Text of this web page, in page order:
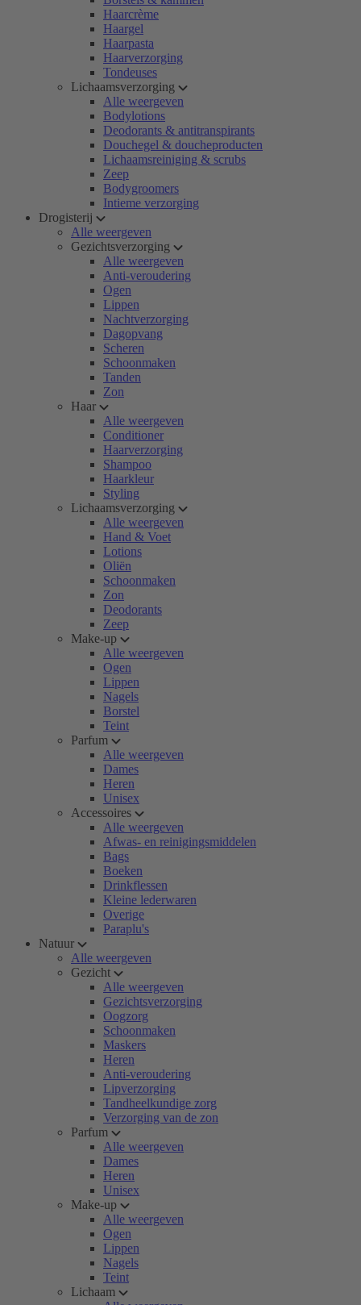
Haarcrème
Haargel
Haarpasta
Haarverzorging
Tondeuses
Lichaamsverzorging
Alle weergeven
Bodylotions
Deodorants & antitranspirants
Douchegel & doucheproducten
Lichaamsreiniging & scrubs
Zeep
Bodygroomers
Intieme verzorging
Drogisterij
Alle weergeven
Gezichtsverzorging
Alle weergeven
Anti-veroudering
Ogen
Lippen
Nachtverzorging
Dagopvang
Scheren
Schoonmaken
Tanden
Zon
Haar
Alle weergeven
Conditioner
Haarverzorging
Shampoo
Haarkleur
Styling
Lichaamsverzorging
Alle weergeven
Hand & Voet
Lotions
Oliën
Schoonmaken
Zon
Deodorants
Zeep
Make-up
Alle weergeven
Ogen
Lippen
Nagels
Borstel
Teint
Parfum
Alle weergeven
Dames
Heren
Unisex
Accessoires
Alle weergeven
Afwas- en reinigingsmiddelen
Bags
Boeken
Drinkflessen
Kleine lederwaren
Overige
Paraplu's
Natuur
Alle weergeven
Gezicht
Alle weergeven
Gezichtsverzorging
Oogzorg
Schoonmaken
Maskers
Heren
Anti-veroudering
Lipverzorging
Tandheelkundige zorg
Verzorging van de zon
Parfum
Alle weergeven
Dames
Heren
Unisex
Make-up
Alle weergeven
Ogen
Lippen
Nagels
Teint
Lichaam